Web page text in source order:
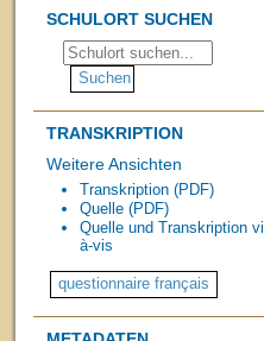
SCHULORT SUCHEN
TRANSKRIPTION
Weitere Ansichten
Transkription (PDF)
Quelle (PDF)
Quelle und Transkription
à-vis